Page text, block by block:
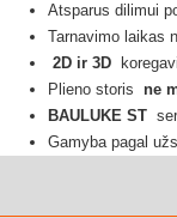
Atsparus dilimui
Tarnavimo laikas
2D ir 3D
Plieno storis ne
BAULUKE ST
Gamyba pagal